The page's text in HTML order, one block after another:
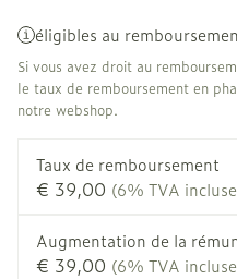
éligibles au
Si vous avez droit au
le taux de remboursement en
notre webshop.
Taux de remboursement
€ 39,00 (6% TVA
Augmentation de la
€ 39,00 (6% TVA